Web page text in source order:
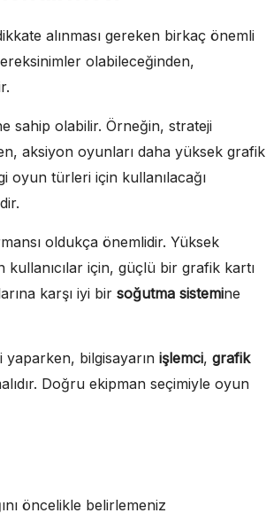
alınması gereken birkaç önemli
olabileceğinden,
sahip olabilir. Örneğin, strateji
aksiyon oyunları daha yüksek grafik
oyun türleri için kullanılacağı
oldukça önemlidir. Yüksek
için, güçlü bir grafik kartı
karşı iyi bir soğutma sistemine
bilgisayarın işlemci, grafik
Doğru ekipman seçimiyle oyun
öncelikle belirlemeniz